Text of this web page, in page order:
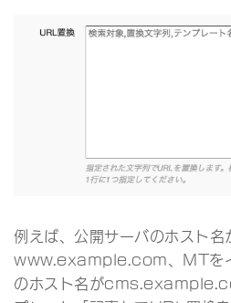
例えば、公開サーバのホスト名
www.example.com、MTをイ
のホスト名が